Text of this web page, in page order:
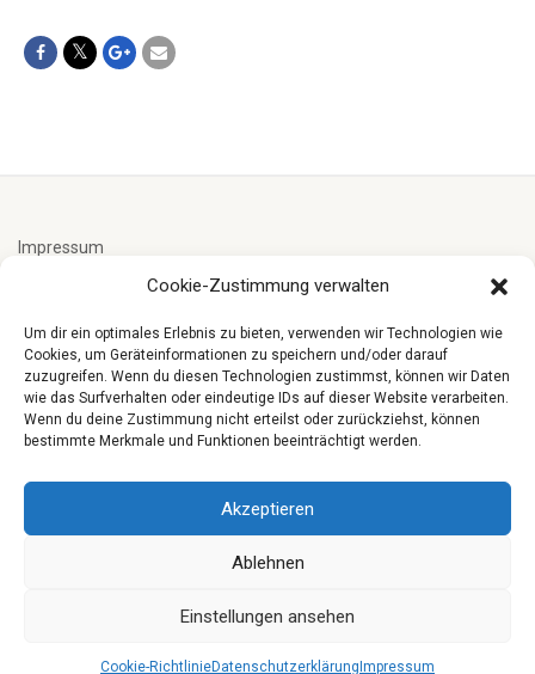
Cookie-Zustimmung verwalten
Um dir ein optimales Erlebnis zu bieten, verwenden wir Technologien wie
Cookies, um Geräteinformationen zu speichern und/oder darauf
zuzugreifen. Wenn du diesen Technologien zustimmst, können wir Daten
wie das Surfverhalten oder eindeutige IDs auf dieser Website verarbeiten.
Wenn du deine Zustimmung nicht erteilst oder zurückziehst, können
bestimmte Merkmale und Funktionen beeinträchtigt werden.
Akzeptieren
Ablehnen
Einstellungen ansehen
Cookie-RichtlinieDatenschutzerklärung Impressum
Impressum
Datenschutzerklärung
© 2026 CGE. Christus- Gemeinde Eberswalde e.V. Folge Jesus!